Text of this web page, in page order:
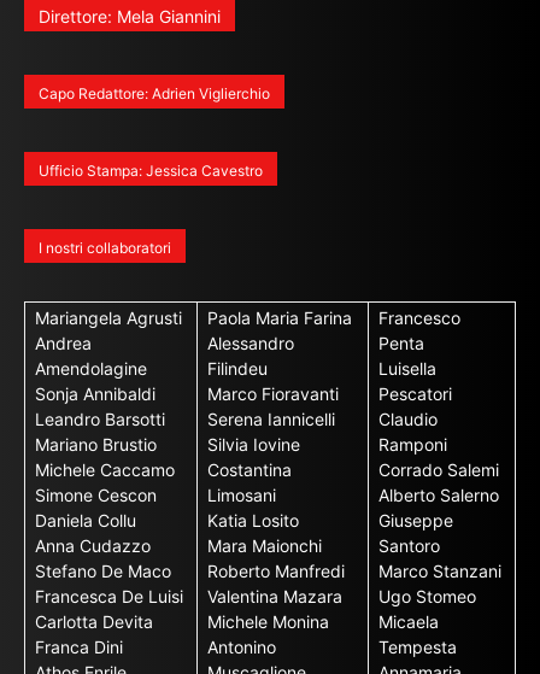
Direttore: Mela Giannini
Capo Redattore: Adrien Viglierchio
Ufficio Stampa: Jessica Cavestro
I nostri collaboratori
Mariangela Agrusti
Andrea
Amendolagine
Sonja Annibaldi
Leandro Barsotti
Mariano Brustio
Michele Caccamo
Simone Cescon
Daniela Collu
Anna Cudazzo
Stefano De Maco
Francesca De Luisi
Carlotta Devita
Franca Dini
Paola Maria Farina
Alessandro
Filindeu
Marco Fioravanti
Serena Iannicelli
Silvia Iovine
Costantina
Limosani
Katia Losito
Mara Maionchi
Roberto Manfredi
Valentina Mazara
Michele Monina
Antonino
Francesco
Penta
Luisella
Pescatori
Claudio
Ramponi
Corrado Salemi
Alberto Salerno
Giuseppe
Santoro
Marco Stanzani
Ugo Stomeo
Micaela
Tempesta